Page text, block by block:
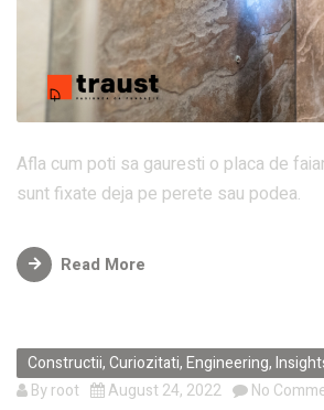
Afla cum poti sa gauresti o placa de
sunt fixate deja pe perete sau podea.
Read More
Constructii,Curiozitati,Engineering,
Byroot August 24, 2022 No